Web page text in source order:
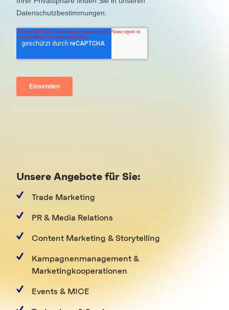
Unsere Angebote für Sie:
Trade Marketing
PR & Media Relations
Content Marketing & Storytelling
Kampagnenmanagement &
Marketingkooperationen
Events & MICE